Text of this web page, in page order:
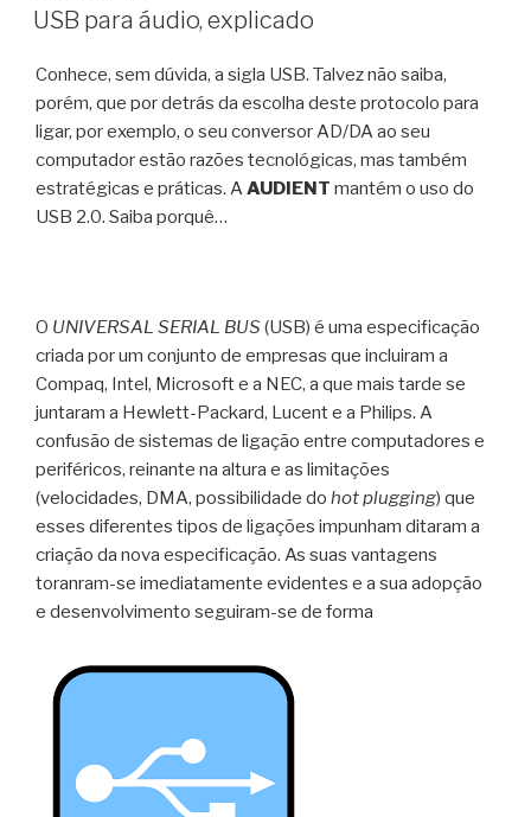
EM
USB para áudio, explicado
Conhece, sem dúvida, a sigla USB. Talvez não saiba,
porém, que por detrás da escolha deste protocolo para
ligar, por exemplo, o seu conversor AD/DA ao seu
computador estão razões tecnológicas, mas também
estratégicas e práticas. AAUDIENT mantém o uso do
USB 2.0. Saiba porquê…
O UNIVERSAL SERIAL BUS (USB) é uma especificação
criada por um conjunto de empresas que incluiram a
Compaq, Intel, Microsoft e a NEC, a que mais tarde se
juntaram a Hewlett-Packard, Lucent e a Philips. A
confusão de sistemas de ligação entre computadores e
periféricos, reinante na altura e as limitações
(velocidades, DMA, possibilidade do hot plugging) que
esses diferentes tipos de ligações impunham ditaram a
criação da nova especificação. As suas vantagens
toranram-se imediatamente evidentes e a sua adopção
e desenvolvimento seguiram-se de forma